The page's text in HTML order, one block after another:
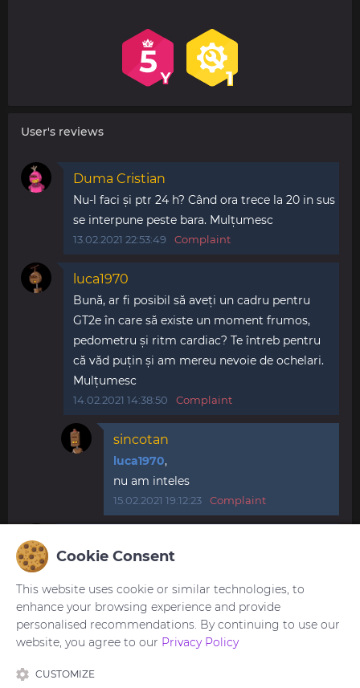
User's reviews
Duma Cristian
Nu-l faci și ptr 24 h? Când ora trece la 20 in sus
se interpune peste bara. Mulțumesc
13.02.2021 22:53:49 Complaint
luca1970
Bună, ar fi posibil să aveți un cadru pentru
GT2e în care să existe un moment frumos,
pedometru și ritm cardiac? Te întreb pentru
că văd puțin și am mereu nevoie de ochelari.
Mulțumesc
14.02.2021 14:38:50 Complaint
sincotan
luca1970,
nu am inteles
15.02.2021 19:12:23 Complaint
Hallo. Is Omega Speedmaster your work?
You need to belogged into post or reply to
Cookie Consent
This website uses cookie or similar technologies, to
enhance your browsing experience and provide
personalised recommendations. By continuing to use our
website, you agree to our Privacy Policy
CUSTOMIZE